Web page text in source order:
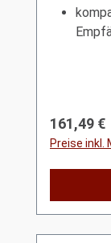
Regulärer
161,49 €
Preise inkl.